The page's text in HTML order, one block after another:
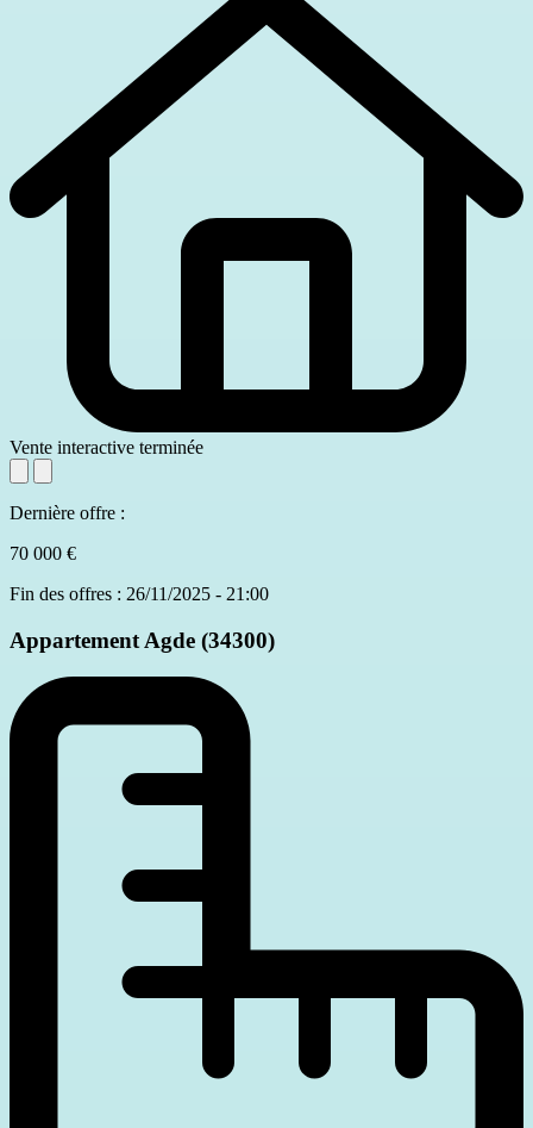
Vente interactive terminée
Dernière offre :
70 000 €
Fin des offres : 26/11/2025 - 21:00
Appartement Agde (34300)